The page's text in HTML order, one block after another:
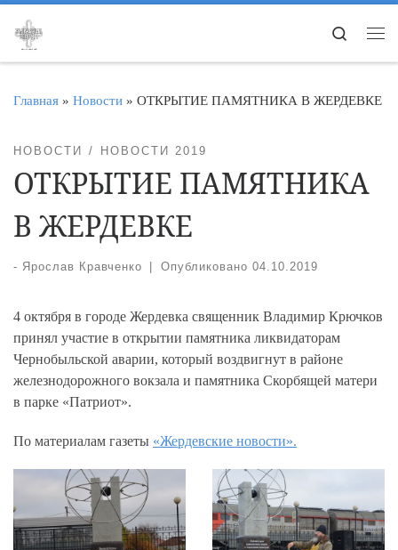
Перейти к содержимому
Search
Главная » Новости » ОТКРЫТИЕ ПАМЯТНИКА В ЖЕРДЕВКЕ
НОВОСТИ НОВОСТИ 2019
ОТКРЫТИЕ ПАМЯТНИКА
В ЖЕРДЕВКЕ
- Ярослав Кравченко Опубликовано 04.10.2019
4 октября в городе Жердевка священник Владимир Крючков
принял участие в открытии памятника ликвидаторам
Чернобыльской аварии, который воздвигнут в районе
железнодорожного вокзала и памятника Скорбящей матери
в парке «Патриот».
По материалам газеты «Жердевские новости».